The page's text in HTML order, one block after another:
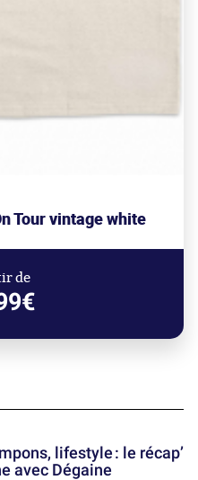
Tour vintage white
de
lifestyle : le récap’
avec Dégaine